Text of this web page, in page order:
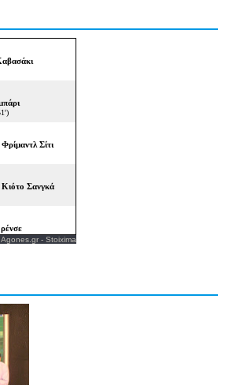
Agones.gr- Stoixima